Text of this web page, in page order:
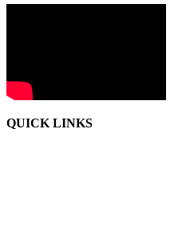
QUICK LINKS